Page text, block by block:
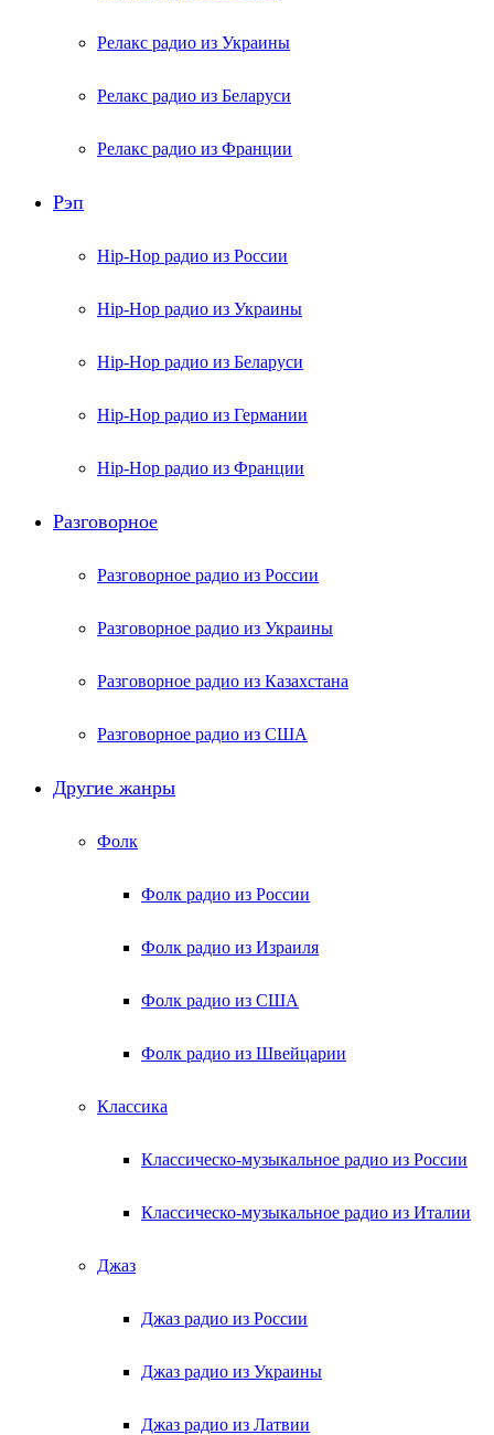
Релакс радио из Украины
Релакс радио из Беларуси
Релакс радио из Франции
Рэп
Hip-Hop радио из России
Hip-Hop радио из Украины
Hip-Hop радио из Беларуси
Hip-Hop радио из Германии
Hip-Hop радио из Франции
Разговорное
Разговорное радио из России
Разговорное радио из Украины
Разговорное радио из Казахстана
Разговорное радио из США
Другие жанры
Фолк
Фолк радио из России
Фолк радио из Израиля
Фолк радио из США
Фолк радио из Швейцарии
Классика
Классическо-музыкальное радио из России
Классическо-музыкальное радио из Италии
Джаз
Джаз радио из России
Джаз радио из Украины
Джаз радио из Латвии